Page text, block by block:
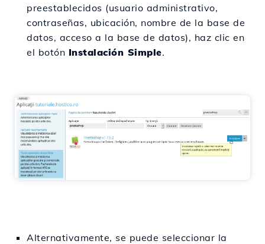
preestablecidos (usuario administrativo,
contraseñas, ubicación, nombre de la base de
datos, acceso a la base de datos), haz clic en
el botón Instalación Simple.
Alternativamente, se puede seleccionar la